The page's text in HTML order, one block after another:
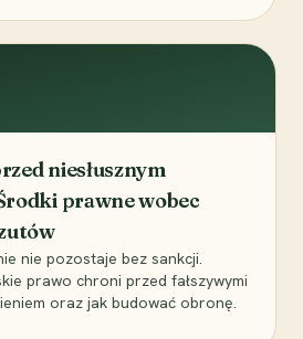
niesłusznym
prawne wobec
nie pozostaje bez sankcji.
prawo chroni przed fałszywymi
oraz jak budować obronę.